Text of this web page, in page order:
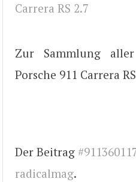
Carrera RS 2.7
Zur Sammlung
Porsche 911 Carrera
Der Beitrag
radicalmag.